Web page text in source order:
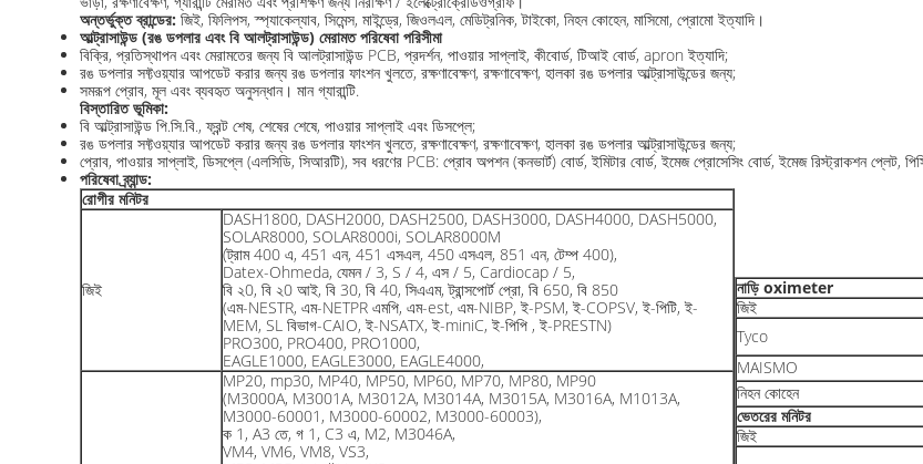
অন্তর্ভুক্ত ব্রান্ডের: জিই, ফিলিপস, স্প্যাকেল্যাব, সিমেন্স, মাইন্ড্রে, জিওলএল, মেডিট্রনিক, টাইকো, নিহন কোহেন, মাসিমো, প্রোমো ইত্যাদি।
আল্ট্রাসাউন্ড (রঙ ডপলার এবং বি আলট্রাসাউন্ড) মেরামত পরিষেবা পরিসীমা
বিক্রি, প্রতিস্থাপন এবং মেরামতের জন্য বি আলট্রাসাউন্ড PCB, প্রদর্শন, পাওয়ার সাপ্লাই, কীবোর্ড, টিআই বোর্ড, apron ইত্যাদি;
রঙ ডপলার সফ্টওয়্যার আপডেট করার জন্য রঙ ডপলার ফাংশন খুলতে, রক্ষণাবেক্ষণ, রক্ষণাবেক্ষণ, হালকা রঙ ডপলার আল্ট্রাসাউন্ডের জন্য;
সমরূপ প্রোব, মূল এবং ব্যবহৃত অনুসন্ধান। মান গ্যারান্টি.
বিস্তারিত ভূমিকা:
বি আল্ট্রাসাউন্ড পি.সি.বি., ফ্রন্ট শেষ, শেষের শেষে, পাওয়ার সাপ্লাই এবং ডিসপ্লে;
রঙ ডপলার সফ্টওয়্যার আপডেট করার জন্য রঙ ডপলার ফাংশন খুলতে, রক্ষণাবেক্ষণ, রক্ষণাবেক্ষণ, হালকা রঙ ডপলার আল্ট্রাসাউন্ডের জন্য;
প্রোব, পাওয়ার সাপ্লাই, ডিসপ্লে (এলসিডি, সিআরটি), সব ধরণের PCB: প্রোব অপশন (কনভার্ট) বোর্ড, ইমিটার বোর্ড, ইমেজ প্রোসেসিং বোর্ড, ইমেজ রিস্ট্রাকশন প্লেট,
পরিষেবা ব্র্যান্ড:
রোগীর মনিটর
জিই
DASH1800, DASH2000, DASH2500, DASH3000, DASH4000, DASH5000,
SOLAR8000, SOLAR8000i, SOLAR8000M
(ট্রাম 400 এ, 451 এন, 451 এসএল, 450 এসএল, 851 এন, টেম্প 400),
Datex-Ohmeda, যেমন / 3, S / 4, এস / 5, Cardiocap / 5,
বি ২0, বি ২0 আই, বি 30, বি 40, সিএএম, ট্রান্সপোর্ট প্রো, বি 650, বি 850
(এম-NESTR, এম-NETPR এমপি, এম-est, এম-NIBP, ই-PSM, ই-COPSV, ই-পিটি, ই-
MEM, SL বিভাগ-CAIO, ই-NSATX, ই-miniC, ই-পিপি , ই-PRESTN)
PRO300, PRO400, PRO1000,
EAGLE1000, EAGLE3000, EAGLE4000,
MP20, mp30, MP40, MP50, MP60, MP70, MP80, MP90
(M3000A, M3001A, M3012A, M3014A, M3015A, M3016A, M1013A,
M3000-60001, M3000-60002, M3000-60003),
ক 1, A3 তে, গ 1, C3 এ, M2, M3046A,
VM4, VM6, VM8, VS3,
নাড়ি oximeter
জিই
Tyco
MAISMO
নিহন কোহেন
ভেতরের মনিটর
জিই